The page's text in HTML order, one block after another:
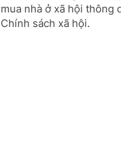
mua nhà ở xã hội thông
Chính sách xã hội.